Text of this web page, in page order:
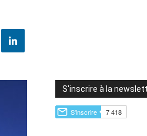
S'inscrire à la